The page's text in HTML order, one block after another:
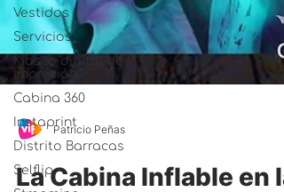
Vestidos
Servicios
Kiosco digital de
Impresión
Cabina 360
Instaprint
Distrito Barracas
Selflip